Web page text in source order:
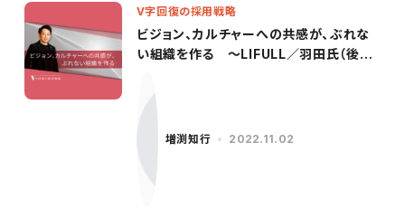
V字回復の採用戦略
ビジョン、カルチャーへの共感が、ぶれな
い組織を作る ～LIFULL／羽田氏（後
増渕知行 2022.11.02